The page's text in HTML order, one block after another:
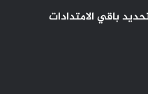
باقي الامتدادات